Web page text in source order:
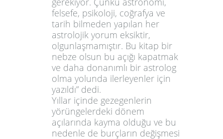
felsefe, psikoloji, coğrafya ve
tarih bilmeden yapılan her
astrolojik yorum eksiktir,
olgunlaşmamıştır. Bu kitap bir
nebze olsun bu açığı kapatmak
ve daha donanımlı bir astrolog
olma yolunda ilerleyenler için
yazıldı” dedi.
Yıllar içinde gezegenlerin
yörüngelerdeki dönem
açılarında kayma olduğu ve bu
nedenle de burçların değişmesi